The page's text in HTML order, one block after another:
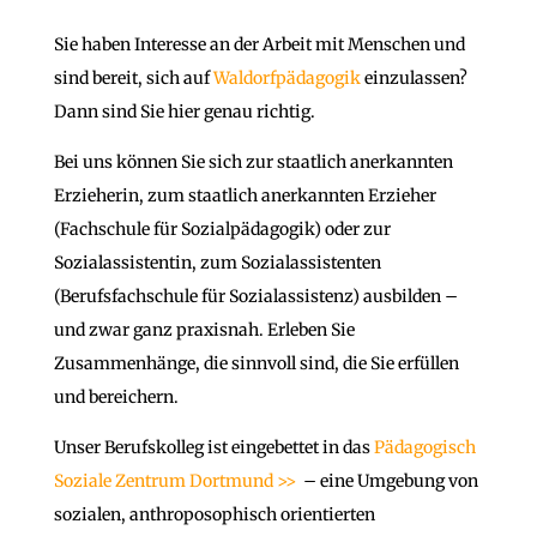
Sie haben Interesse an der Arbeit mit Menschen und
sind bereit, sich aufWaldorfpädagogikeinzulassen?
Dann sind Sie hier genau richtig.
Bei uns können Sie sich zur staatlich anerkannten
Erzieherin, zum staatlich anerkannten Erzieher
(Fachschule für Sozialpädagogik) oder zur
Sozialassistentin, zum Sozialassistenten
(Berufsfachschule für Sozialassistenz) ausbilden –
und zwar ganz praxisnah. Erleben Sie
Zusammenhänge, die sinnvoll sind, die Sie erfüllen
und bereichern.
Unser Berufskolleg ist eingebettet in dasPädagogisch
Soziale Zentrum Dortmund >>– eine Umgebung von
sozialen, anthroposophisch orientierten